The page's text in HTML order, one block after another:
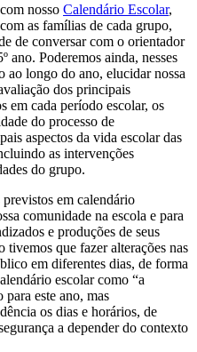
nosso Calendário Escolar,
as famílias de cada grupo,
de conversar com o orientador
ano. Poderemos ainda, nesses
ao longo do ano, elucidar nossa
dos principais
em cada período escolar, os
do processo de
aspectos da vida escolar das
as intervenções
do grupo.
em calendário
comunidade na escola e para
e produções de seus
tivemos que fazer alterações nas
em diferentes dias, de forma
escolar como “a
para este ano, mas
os dias e horários, de
a depender do contexto